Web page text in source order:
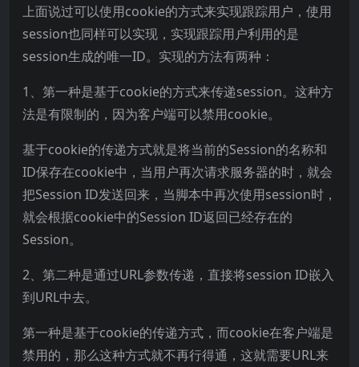
上面说过可以使用cookie的方式来实现跟踪用户，使用
session也同样可以实现，实现跟踪用户利用的是
session生成的唯一ID。实现的方法有两种：
1、第一种是基于cookie的方式来传递session。这种方
法是有限制的，因为客户端可以禁用cookie。
基于cookie的传递方式就是将当前的Session的名称和
ID保存在cookie中，当用户再次请求服务器的时，就会
把Session ID发送回来，当脚本中再次使用session时，
就会根据cookie中的Session ID返回已经存在的
Session。
2、第二种是通过URL参数传递，直接将session ID嵌入
到URL中去。
第一种是基于cookie的传递方式，而cookie在客户端是
禁用的，那么这种方式就不再行得通，这就需要URL来